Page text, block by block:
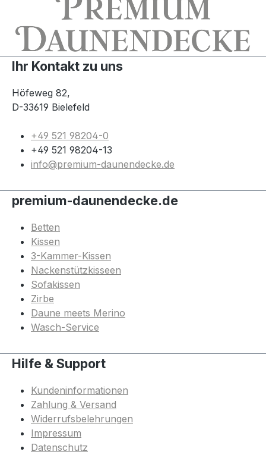
Ihr Kontakt zu uns
Höfeweg 82,
D-33619 Bielefeld
+49 521 98204-0
+49 521 98204-13
info@premium-daunendecke.de
premium-daunendecke.de
Betten
Kissen
3-Kammer-Kissen
Nackenstützkisseen
Sofakissen
Zirbe
Daune meets Merino
Wasch-Service
Hilfe & Support
Kundeninformationen
Zahlung & Versand
Widerrufsbelehrungen
Impressum
Datenschutz